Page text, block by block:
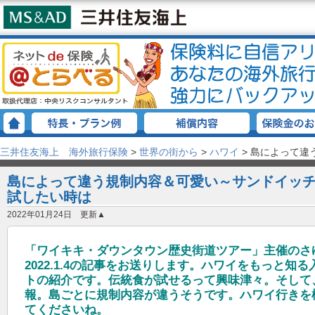
三井住友海上 海外旅行保険 > 世界の街から > ハワイ > 島によって違
島によって違う規制内容＆可愛い～サンドイッ
試したい時は
2022年01月24日 更新▲
「ワイキキ・ダウンタウン歴史街道ツアー」主催の
2022.1.4の記事をお送りします。ハワイをもっと知
トの紹介です。伝統食が試せるって興味津々。そし
報。島ごとに規制内容が違うそうです。ハワイ行き
てくださいね。